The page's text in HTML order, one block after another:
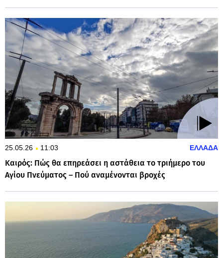
25.05.26 11:03 ΕΛΛΑΔΑ
Καιρός: Πώς θα επηρεάσει η αστάθεια το τριήμερο του
Αγίου Πνεύματος – Πού αναμένονται βροχές